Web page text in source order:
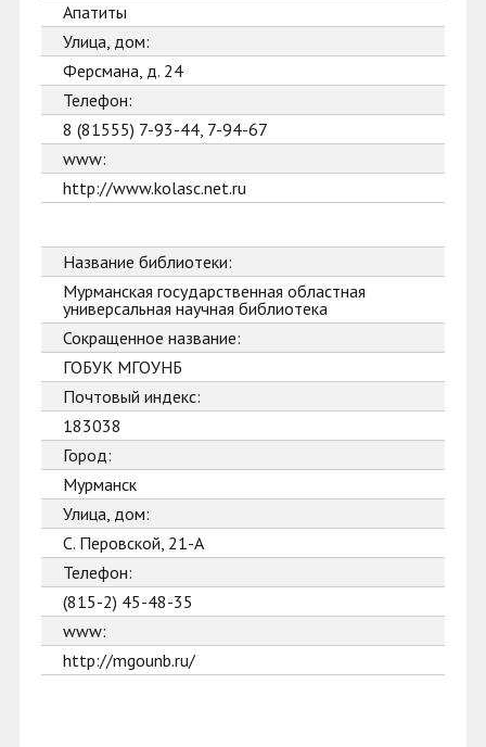
Апатиты
Улица, дом:
Ферсмана, д. 24
Телефон:
8 (81555) 7-93-44, 7-94-67
www:
http://www.kolasc.net.ru
Название библиотеки:
Мурманская государственная областная
универсальная научная библиотека
Сокращенное название:
ГОБУК МГОУНБ
Почтовый индекс:
183038
Город:
Мурманск
Улица, дом:
С. Перовской, 21-А
Телефон:
(815-2) 45-48-35
www:
http://mgounb.ru/